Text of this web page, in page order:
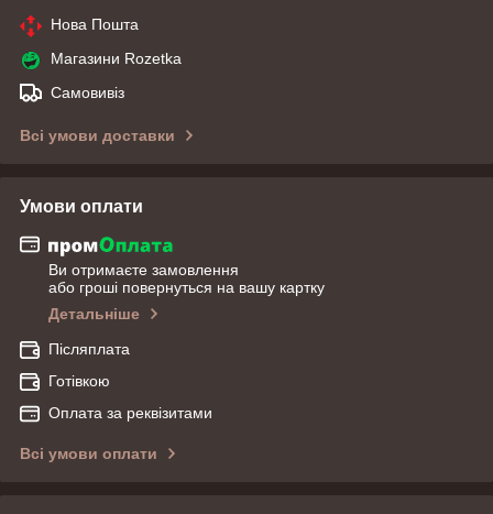
Нова Пошта
Магазини Rozetka
Самовивіз
Всі умови доставки
Умови оплати
Ви отримаєте замовлення
або гроші повернуться на вашу картку
Детальніше
Післяплата
Готівкою
Оплата за реквізитами
Всі умови оплати